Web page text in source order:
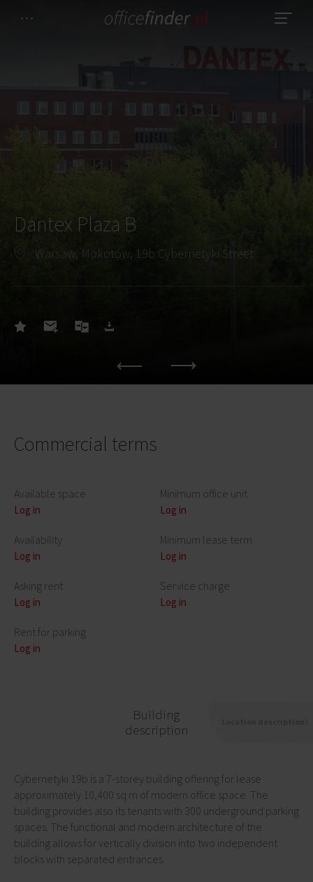
Dantex Plaza B
Warsaw, Mokotów, 19b Cybernetyki Street
Commercial terms
Available space
Log in
Availability
Log in
Asking rent
Log in
Rent for parking
Log in
Minimum office unit
Log in
Minimum lease term
Log in
Service charge
Log in
Building
description
Cybernetyki 19b is a 7-storey building offering for lease
approximately 10,400 sq m of modern office space. The
building provides also its tenants with 300 underground parking
spaces. The functional and modern architecture of the
building allows for vertically division into two independent
blocks with separated entrances.